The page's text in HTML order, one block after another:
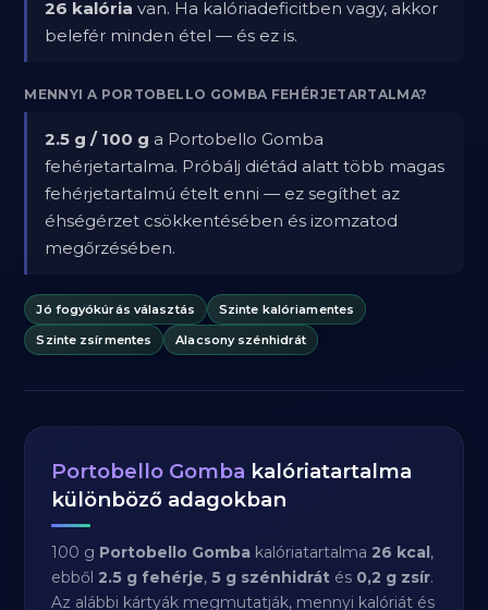
26 kalória van. Ha kalóriadeficitben vagy, akkor
belefér minden étel — és ez is.
MENNYI A PORTOBELLO GOMBA FEHÉRJETARTALMA?
2.5 g / 100 g a Portobello Gomba
fehérjetartalma. Próbálj diétád alatt több magas
fehérjetartalmú ételt enni — ez segíthet az
éhségérzet csökkentésében és izomzatod
megőrzésében.
Jó fogyókúrás választás
Szinte kalóriamentes
Szinte zsírmentes
Alacsony szénhidrát
Portobello Gomba kalóriatartalma
különböző adagokban
100 g Portobello Gomba kalóriatartalma26 kcal,
ebből2.5 g fehérje,5 g szénhidrát és 0,2 g zsír.
Az alábbi kártyák megmutatják, mennyi kalóriát és